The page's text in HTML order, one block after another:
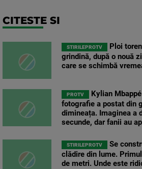
CITESTE SI
STIRILEPROTV
Ploi
grindină, după o nouă
care se schimbă
PROTV
Kylian
fotografie a postat din
dimineața. Imaginea a
secunde, dar fanii au
STIRILEPROTV
Se
clădire din lume.
de metri. Unde este